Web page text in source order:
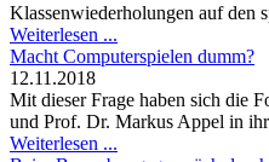
Klassenwiederholungen auf den
Weiterlesen ...
Macht Computerspielen dumm?
12.11.2018
Mit dieser Frage haben sich die
und Prof. Dr. Markus Appel in
Weiterlesen ...